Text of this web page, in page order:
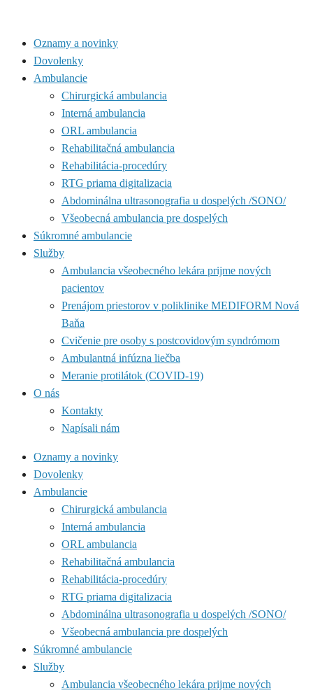
Oznamy a novinky
Dovolenky
Ambulancie
Chirurgická ambulancia
Interná ambulancia
ORL ambulancia
Rehabilitačná ambulancia
Rehabilitácia-procedúry
RTG priama digitalizacia
Abdominálna ultrasonografia u dospelých /SONO/
Všeobecná ambulancia pre dospelých
Súkromné ambulancie
Služby
Ambulancia všeobecného lekára prijme nových
pacientov
Prenájom priestorov v poliklinike MEDIFORM Nová
Baňa
Cvičenie pre osoby s postcovidovým syndrómom
Ambulantná infúzna liečba
Meranie protilátok (COVID-19)
O nás
Kontakty
Napísali nám
Oznamy a novinky
Dovolenky
Ambulancie
Chirurgická ambulancia
Interná ambulancia
ORL ambulancia
Rehabilitačná ambulancia
Rehabilitácia-procedúry
RTG priama digitalizacia
Abdominálna ultrasonografia u dospelých /SONO/
Všeobecná ambulancia pre dospelých
Súkromné ambulancie
Služby
Ambulancia všeobecného lekára prijme nových